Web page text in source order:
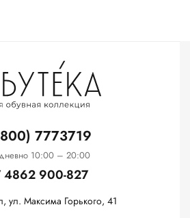
7773719
10:00 – 20:00
4862 900-827
ул. Максима Горького, 41